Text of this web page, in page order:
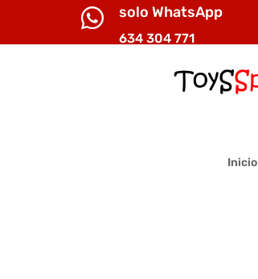
 solo WhatsApp
634 304 771
Inicio